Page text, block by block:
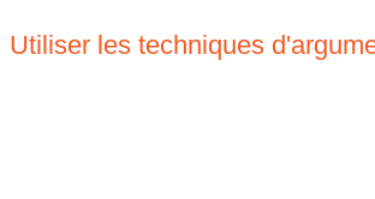
Utiliser les techniques